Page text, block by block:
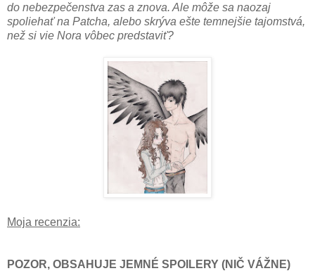
do nebezpečenstva zas a znova. Ale môže sa naozaj
spoliehať na Patcha, alebo skrýva ešte temnejšie tajomstvá,
než si vie Nora vôbec predstaviť?
Moja recenzia:
POZOR, OBSAHUJE JEMNÉ SPOILERY (NIČ VÁŽNE)